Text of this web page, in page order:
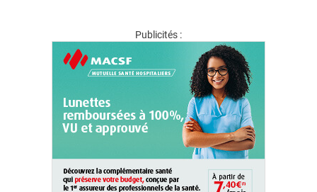
Publicités :